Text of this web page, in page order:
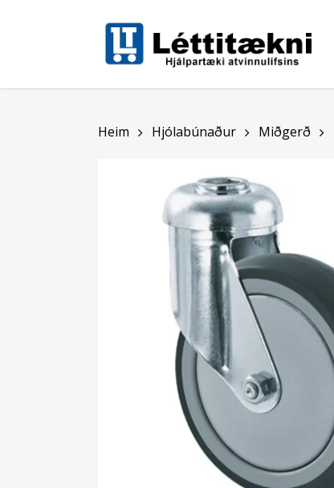
Heim Hjólabúnaður Miðgerð